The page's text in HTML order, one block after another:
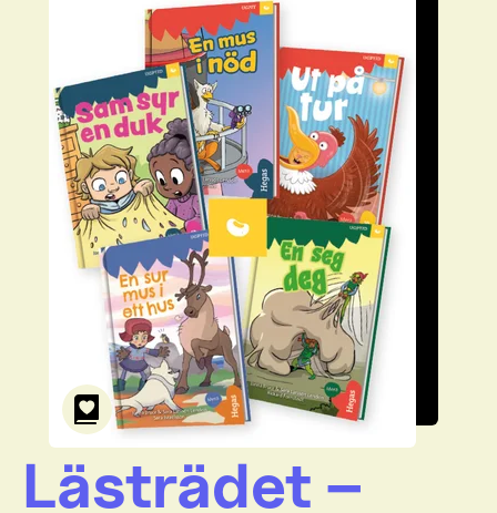
Olivia tipsar
Vinnare
FAQ
För bibliotek
Lästrädet –